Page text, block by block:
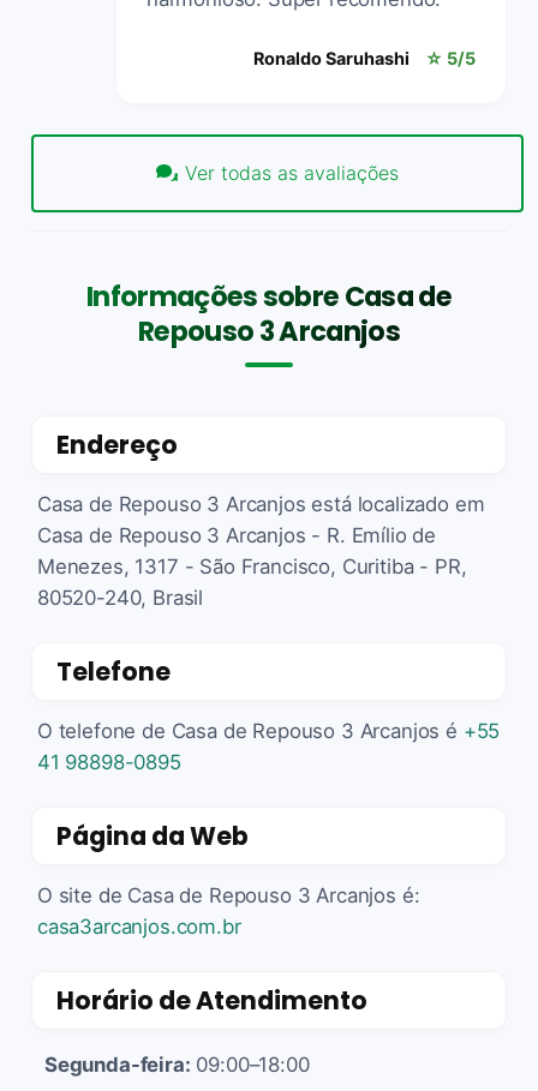
Ronaldo Saruhashi ☆ 5/5
Ver todas as avaliações
Informações sobre Casa de
Repouso 3 Arcanjos
Endereço
Casa de Repouso 3 Arcanjos está localizado em
Casa de Repouso 3 Arcanjos - R. Emílio de
Menezes, 1317 - São Francisco, Curitiba - PR,
80520-240, Brasil
Telefone
O telefone de Casa de Repouso 3 Arcanjos é +55
41 98898-0895
Página da Web
O site de Casa de Repouso 3 Arcanjos é:
casa3arcanjos.com.br
Horário de Atendimento
Segunda-feira: 09:00–18:00